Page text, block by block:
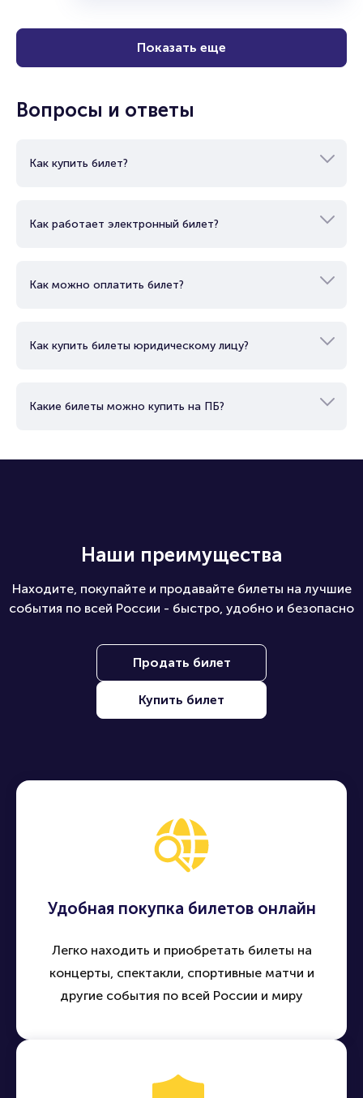
Показать еще
Вопросы и ответы
Как купить билет?
Как работает электронный билет?
Как можно оплатить билет?
Как купить билеты юридическому лицу?
Какие билеты можно купить на ПБ?
Наши преимущества
Находите, покупайте и продавайте билеты на лучшие
события по всей России - быстро, удобно и безопасно
Продать билет
Купить билет
Удобная покупка билетов онлайн
Легко находить и приобретать билеты на
концерты, спектакли, спортивные матчи и
другие события по всей России и миру